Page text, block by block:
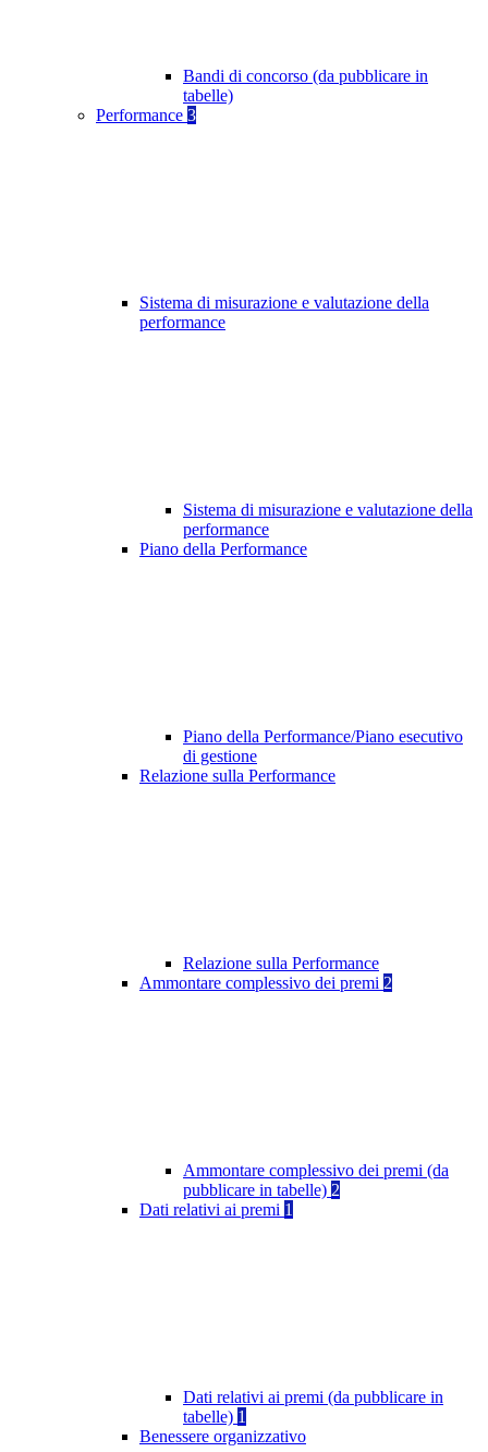
Bandi di concorso (da pubblicare in
tabelle)
Performance 3
Sistema di misurazione e valutazione della
performance
Sistema di misurazione e valutazione della
performance
Piano della Performance
Piano della Performance/Piano esecutivo
di gestione
Relazione sulla Performance
Relazione sulla Performance
Ammontare complessivo dei premi 2
Ammontare complessivo dei premi (da
pubblicare in tabelle) 2
Dati relativi ai premi 1
Dati relativi ai premi (da pubblicare in
tabelle) 1
Benessere organizzativo